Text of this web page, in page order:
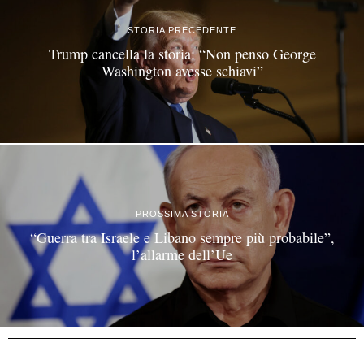
STORIA PRECEDENTE
Trump cancella la storia: “Non penso George
Washington avesse schiavi”
PROSSIMA STORIA
“Guerra tra Israele e Libano sempre più probabile”,
l’allarme dell’Ue